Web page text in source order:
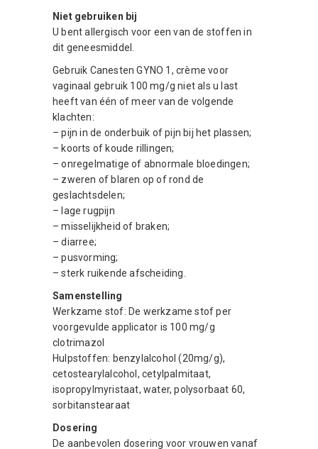
Niet gebruiken bij
U bent allergisch voor een van de stoffen in
dit geneesmiddel.
Gebruik Canesten GYNO 1, crème voor
vaginaal gebruik 100 mg/g niet als u last
heeft van één of meer van de volgende
klachten:
– pijn in de onderbuik of pijn bij het plassen;
– koorts of koude rillingen;
– onregelmatige of abnormale bloedingen;
– zweren of blaren op of rond de
geslachtsdelen;
– lage rugpijn
– misselijkheid of braken;
– diarree;
– pusvorming;
– sterk ruikende afscheiding.
Samenstelling
Werkzame stof: De werkzame stof per
voorgevulde applicator is 100 mg/g
clotrimazol
Hulpstoffen: benzylalcohol (20mg/g),
cetostearylalcohol, cetylpalmitaat,
isopropylmyristaat, water, polysorbaat 60,
sorbitanstearaat
Dosering
De aanbevolen dosering voor vrouwen vanaf